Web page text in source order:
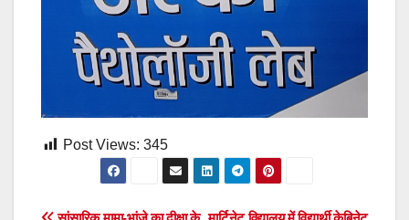
Post Views: 345